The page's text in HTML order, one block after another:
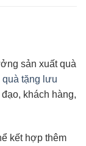
sản xuất quà
quà tặng lưu
khách hàng,
kết hợp thêm